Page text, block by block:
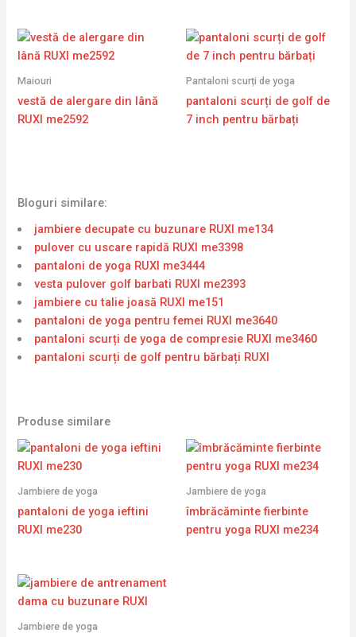
Maiouri
vestă de alergare din lână
RUXI me2592
Pantaloni scurți de yoga
pantaloni scurți de golf de
7 inch pentru bărbați
Bloguri similare:
jambiere decupate cu buzunare RUXI me134
pulover cu uscare rapidă RUXI me3398
pantaloni de yoga RUXI me3444
vesta pulover golf barbati RUXI me2393
jambiere cu talie joasă RUXI me151
pantaloni de yoga pentru femei RUXI me3640
pantaloni scurți de yoga de compresie RUXI me3460
pantaloni scurți de golf pentru bărbați RUXI
Produse similare
Jambiere de yoga
pantaloni de yoga ieftini
RUXI me230
Jambiere de yoga
îmbrăcăminte fierbinte
pentru yoga RUXI me234
Jambiere de yoga